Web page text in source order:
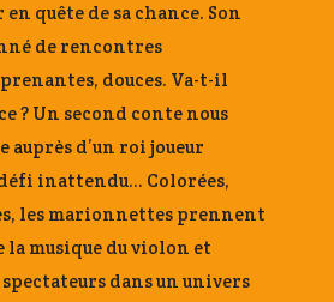
quête de sa chance. Son
de rencontres
douces. Va-t-il
? Un second conte nous
d’un roi joueur
inattendu… Colorées,
les marionnettes prennent
la musique du violon et
dans un univers